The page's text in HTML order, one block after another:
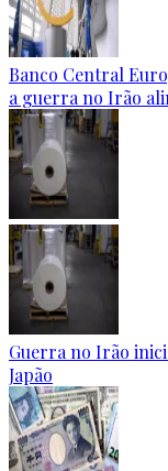
Banco Central
a guerra no Irão
Guerra no Irão
Japão